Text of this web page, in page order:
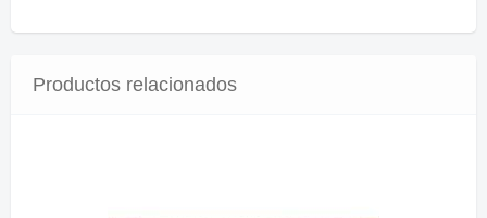
Productos relacionados